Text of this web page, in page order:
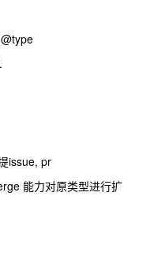
issue, pr
能力对原类型进行扩